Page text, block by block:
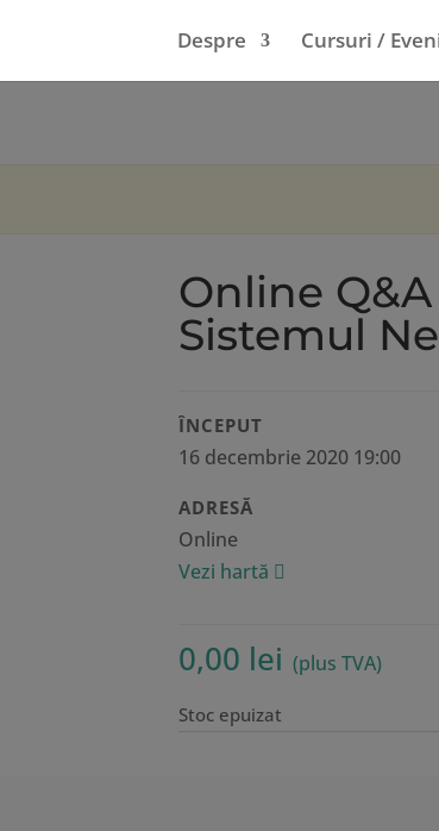
Despre Cursuri /
Online
Sistemul
ÎNCEPUT
16 decembrie 2020 19:00
ADRESĂ
Online
Vezi hartă
0,00 lei (plus TVA)
Stoc epuizat